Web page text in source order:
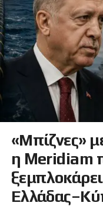
«Μπίζνες»
η Meridiam